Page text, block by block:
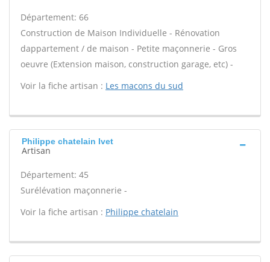
Département: 66
Construction de Maison Individuelle - Rénovation
dappartement / de maison - Petite maçonnerie - Gros
oeuvre (Extension maison, construction garage, etc) -
Voir la fiche artisan : Les macons du sud
Philippe chatelain Ivet
Artisan
Département: 45
Surélévation maçonnerie -
Voir la fiche artisan : Philippe chatelain